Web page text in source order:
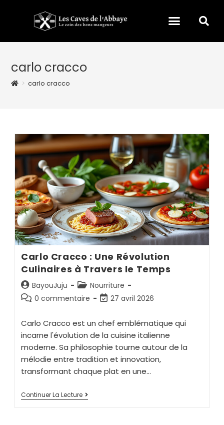
carlo cracco
> carlo cracco
Carlo Cracco : Une Révolution
Culinaires à Travers le Temps
BayouJuju
Nourriture
0 commentaire
27 avril 2026
Carlo Cracco est un chef emblématique qui
incarne l'évolution de la cuisine italienne
moderne. Sa philosophie tourne autour de la
mélodie entre tradition et innovation,
transformant chaque plat en une…
Continuer La Lecture